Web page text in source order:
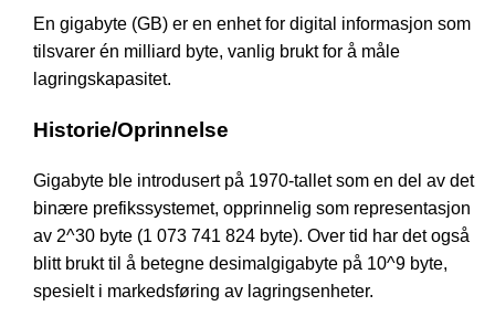
En gigabyte (GB) er en enhet for digital informasjon som
tilsvarer én milliard byte, vanlig brukt for å måle
lagringskapasitet.
Historie/Oprinnelse
Gigabyte ble introdusert på 1970-tallet som en del av det
binære prefikssystemet, opprinnelig som representasjon
av 2^30 byte (1 073 741 824 byte). Over tid har det også
blitt brukt til å betegne desimalgigabyte på 10^9 byte,
spesielt i markedsføring av lagringsenheter.